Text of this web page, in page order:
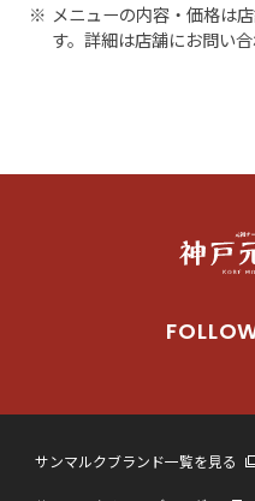
※ メニューの内容・価格は
す。詳細は店舗にお問い合
サンマルクブランド一覧を見る